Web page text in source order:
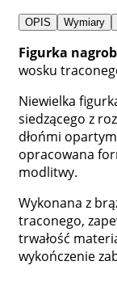
OPIS Wymiary
Figurka
wosku
Niewielka
siedzącego z
dłońmi
opracowana
modlitwy.
Wykonana z
traconego,
trwałość
wykończenie